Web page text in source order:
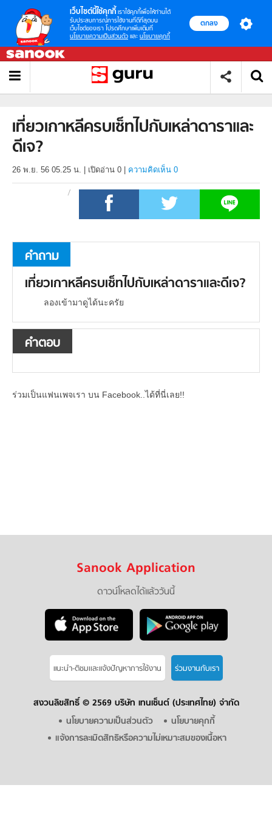
เว็บไซต์นี้ใช้คุกกี้ เราใช้คุกกี้เพื่อให้ท่านได้
รับประสบการณ์การใช้งานที่ดีที่สุดบน
เว็บไซต์ของเรา โปรดศึกษาเพิ่มเติมที่
นโยบายความเป็นส่วนตัว และ นโยบายคุกกี้
ตกลง
เที่ยวเกาหลีครบเซ็ทไปกับเหล่าดาราและ
ดีเจ?
26 พ.ย. 56 05.25 น. เปิดอ่าน 0 ความคิดเห็น 0
คำถาม
เที่ยวเกาหลีครบเซ็ทไปกับเหล่าดาราและดีเจ?
ลองเข้ามาดูได้นะครัย
คำตอบ
ร่วมเป็นแฟนเพจเรา บน Facebook..ได้ที่นี่เลย!!
Sanook Application
ดาวน์โหลดได้แล้ววันนี้
แนะนำ-ติชมเเละแจ้งปัญหาการใช้งาน ร่วมงานกับเรา
สงวนลิขสิทธิ์ © 2569 บริษัท เทนเซ็นต์ (ประเทศไทย) จำกัด
นโยบายความเป็นส่วนตัว
นโยบายคุกกี้
แจ้งการละเมิดสิทธิหรือความไม่เหมาะสมของเนื้อหา